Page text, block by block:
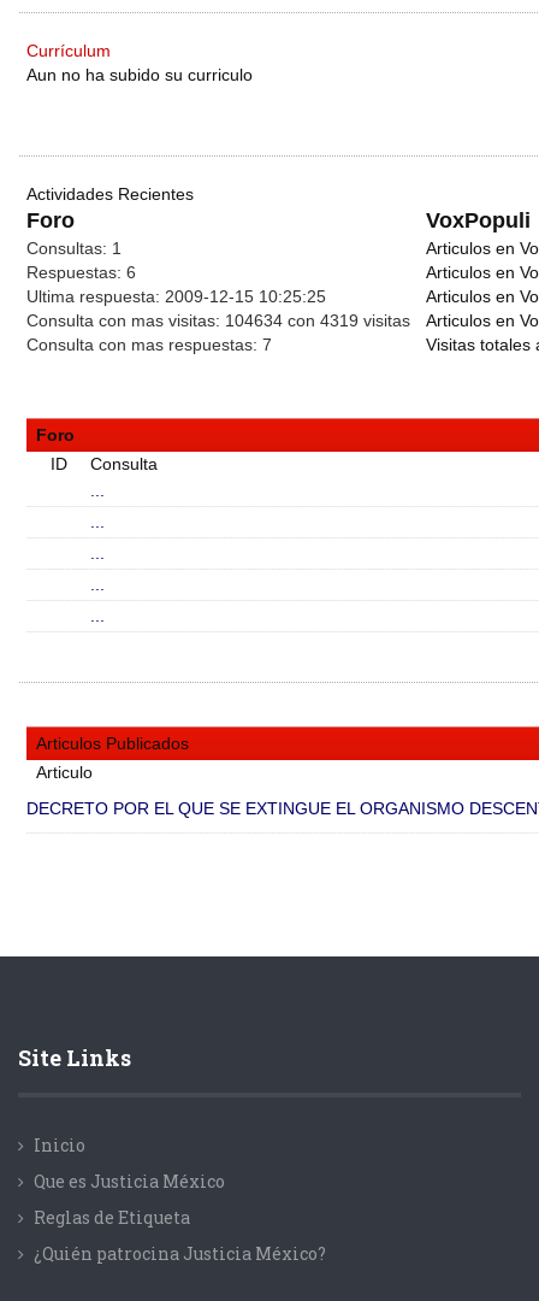
Currículum
Aun no ha subido su curriculo
Actividades Recientes
Foro VoxPopuli
Consultas: 1
Respuestas: 6
Ultima respuesta: 2009-12-15 10:25:25
Consulta con mas visitas: 104634 con 4319 visitas
Consulta con mas respuestas: 7
Articulos en
Articulos en
Articulos en
Articulos en
Visitas totales
Foro
ID
Consulta
Articulos Publicados
Articulo
DECRETO POR EL QUE SE EXTINGUE EL ORGANISMO
Site Links
Inicio
Que es Justicia México
Reglas de Etiqueta
¿Quién patrocina Justicia México?